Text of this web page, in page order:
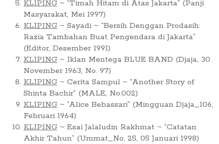
KLIPING ~ “Timah Hitam di Atas Jakarta” (Panji
Masyarakat, Mei 1997)
KLIPING ~ Sayadi ~ “Bersih Denggan Prodasih:
Razia Tambahan Buat Pengendara di Jakarta”
(Editor, Desember 1991)
KLIPING ~ Iklan Mentega BLUE BAND (Djaja, 30
November 1963, No. 97)
KLIPING ~ Cerita Sampul ~ “Another Story of
Shinta Bachir” (MALE, No.002)
KLIPING ~ “Alice Bebassari” (Mingguan Djaja_106,
Februari 1964)
KLIPING ~ Esai Jalaludin Rakhmat ~ “Catatan
Akhir Tahun” (Ummat_No. 25, 05 Januari 1998)